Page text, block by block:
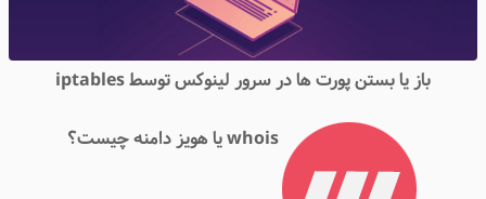
باز یا بستن پورت ها در سرور لینوکس توسط iptables
whois یا هویز دامنه چیست؟